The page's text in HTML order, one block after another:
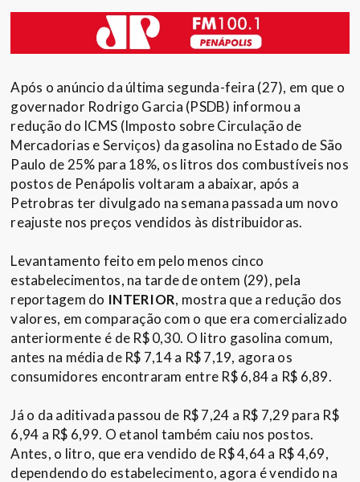
Após o anúncio da última segunda-feira (27), em que o
governador Rodrigo Garcia (PSDB) informou a
redução do ICMS (Imposto sobre Circulação de
Mercadorias e Serviços) da gasolina no Estado de São
Paulo de 25% para 18%, os litros dos combustíveis nos
postos de Penápolis voltaram a abaixar, após a
Petrobras ter divulgado na semana passada um novo
reajuste nos preços vendidos às distribuidoras.
Levantamento feito em pelo menos cinco
estabelecimentos, na tarde de ontem (29), pela
reportagem do INTERIOR, mostra que a redução dos
valores, em comparação com o que era comercializado
anteriormente é de R$ 0,30. O litro gasolina comum,
antes na média de R$ 7,14 a R$ 7,19, agora os
consumidores encontraram entre R$ 6,84 a R$ 6,89.
Já o da aditivada passou de R$ 7,24 a R$ 7,29 para R$
6,94 a R$ 6,99. O etanol também caiu nos postos.
Antes, o litro, que era vendido de R$ 4,64 a R$ 4,69,
dependendo do estabelecimento, agora é vendido na